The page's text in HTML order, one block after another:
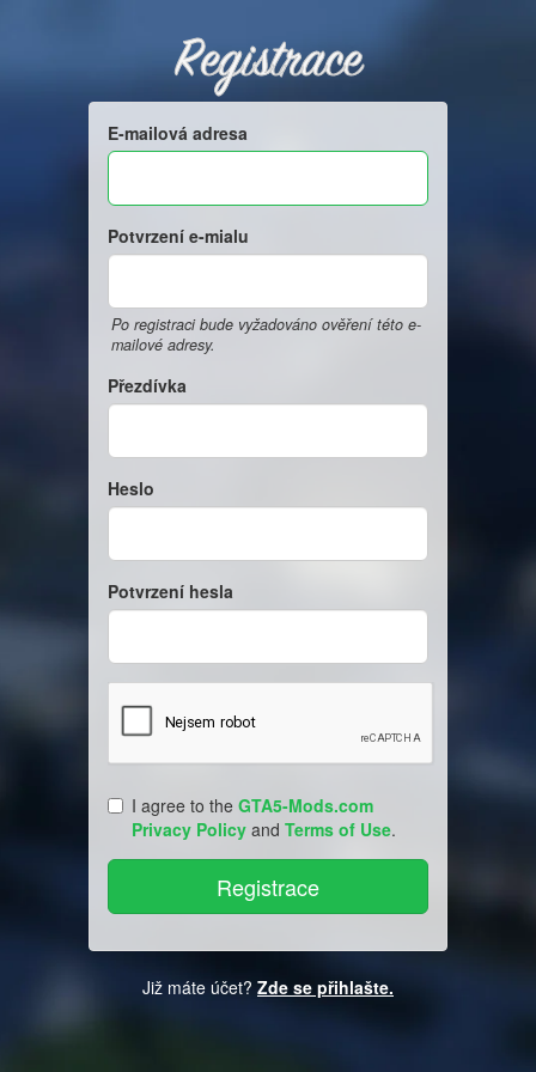
Registrace
E-mailová adresa
Potvrzení e-mialu
Po registraci bude vyžadováno ověření této e-
mailové adresy.
Přezdívka
Heslo
Potvrzení hesla
I agree to the GTA5-Mods.com
Privacy Policy and Terms of Use.
Již máte účet? Zde se přihlašte.